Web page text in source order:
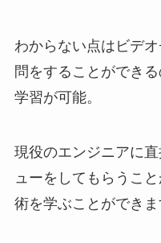
わからない点はビデ
問をすることができ
学習が可能。
現役のエンジニアに
ューをしてもらうこ
術を学ぶことができま